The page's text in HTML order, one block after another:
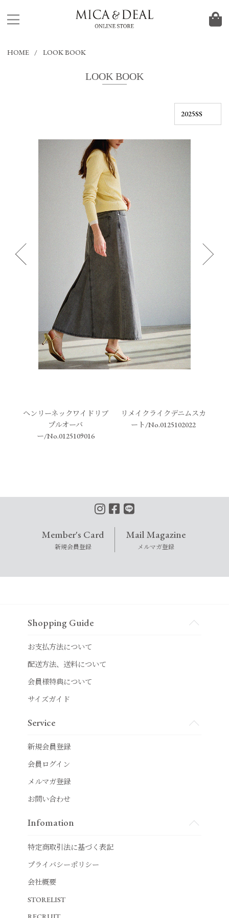
HOME LOOK BOOK
LOOK BOOK
ヘンリーネックワイドリブ
プルオーバ
ー/No.0125109016
リメイクライクデニムスカ
ート/No.0125102022
Member's Card
新規会員登録
Mail Magazine
メルマガ登録
Shopping Guide
お支払方法について
配送方法、送料について
会員様特典について
サイズガイド
Service
新規会員登録
会員ログイン
メルマガ登録
お問い合わせ
Infomation
特定商取引法に基づく表記
プライバシーポリシー
会社概要
STORELIST